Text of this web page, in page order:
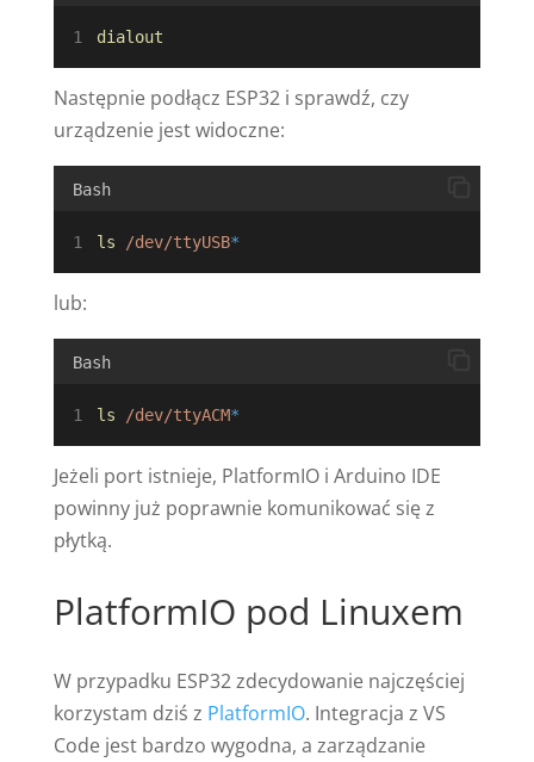
dialout
Następnie podłącz ESP32 i sprawdź, czy
urządzenie jest widoczne:
Bash
ls /dev/ttyUSB*
lub:
Bash
ls /dev/ttyACM*
Jeżeli port istnieje, PlatformIO i Arduino IDE
powinny już poprawnie komunikować się z
płytką.
PlatformIO pod Linuxem
W przypadku ESP32 zdecydowanie najczęściej
korzystam dziś z PlatformIO. Integracja z VS
Code jest bardzo wygodna, a zarządzanie